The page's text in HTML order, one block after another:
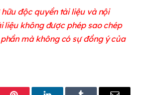
độc quyền tài liệu và nội
liệu không được phép sao chép
mà không có sự đồng ý của